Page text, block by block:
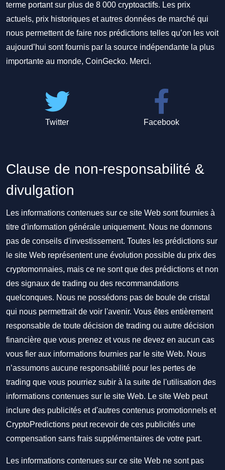
terme portant sur plus de 8 000 cryptoactifs. Les prix
actuels, prix historiques et autres données de marché qui
nous permettent de faire nos prédictions telles qu’on les voit
aujourd’hui sont fournis par la source indépendante la plus
importante au monde, CoinGecko. Merci.
Twitter Facebook
Clause de non-responsabilité &
divulgation
Les informations contenues sur ce site Web sont fournies à
titre d'information générale uniquement. Nous ne donnons
pas de conseils d'investissement. Toutes les prédictions sur
le site Web représentent une évolution possible du prix des
cryptomonnaies, mais ce ne sont que des prédictions et non
des signaux de trading ou des recommandations
quelconques. Nous ne possédons pas de boule de cristal
qui nous permettrait de voir l'avenir. Vous êtes entièrement
responsable de toute décision de trading ou autre décision
financière que vous prenez et vous ne devez en aucun cas
vous fier aux informations fournies par le site Web. Nous
n’assumons aucune responsabilité pour les pertes de
trading que vous pourriez subir à la suite de l'utilisation des
informations contenues sur le site Web. Le site Web peut
inclure des publicités et d'autres contenus promotionnels et
CryptoPredictions peut recevoir de ces publicités une
compensation sans frais supplémentaires de votre part.
Les informations contenues sur ce site Web ne sont pas